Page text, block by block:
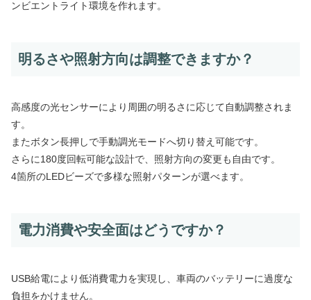
ンビエントライト環境を作れます。
明るさや照射方向は調整できますか？
高感度の光センサーにより周囲の明るさに応じて自動調整されま
す。
またボタン長押しで手動調光モードへ切り替え可能です。
さらに180度回転可能な設計で、照射方向の変更も自由です。
4箇所のLEDビーズで多様な照射パターンが選べます。
電力消費や安全面はどうですか？
USB給電により低消費電力を実現し、車両のバッテリーに過度な
負担をかけません。